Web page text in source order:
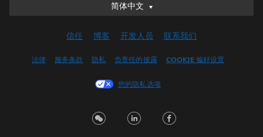
简体中文
简体中文
English (UK)
Français (Canada)
Italiano
信任 博客 开发人员 联系我们
法律 服务条款 隐私 负责任的披露 COOKIE 偏好设置
您的隐私选项